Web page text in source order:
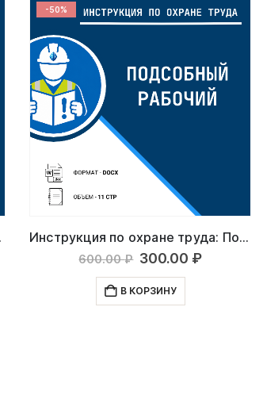
-50%
Инструкция по охране труда: Подсобный рабочий
600.00₽ Первоначальная
составляла
300.00 ₽Текущая
В КОРЗИНУ